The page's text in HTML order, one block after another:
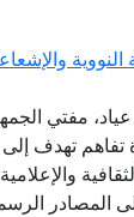
مفتي
تفاهم تهدف
على المصادر